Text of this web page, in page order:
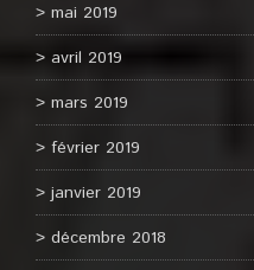
mai 2019
avril 2019
mars 2019
février 2019
janvier 2019
décembre 2018